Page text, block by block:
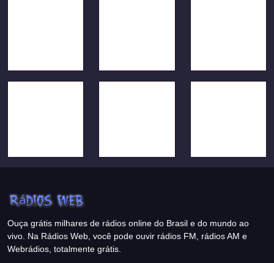
Ouça grátis milhares de rádios online do Brasil e do mundo ao
vivo. Na Rádios Web, você pode ouvir rádios FM, rádios AM e
Webrádios, totalmente grátis.